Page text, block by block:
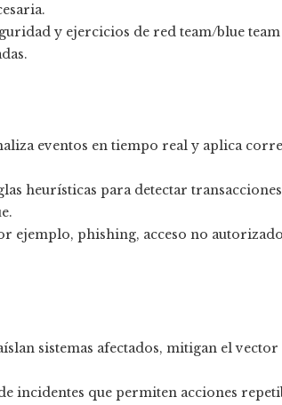
y ejercicios de red team/blue
eventos en tiempo real y aplica
heurísticas para detectar
ejemplo, phishing, acceso no
sistemas afectados, mitigan el vector
incidentes que permiten acciones